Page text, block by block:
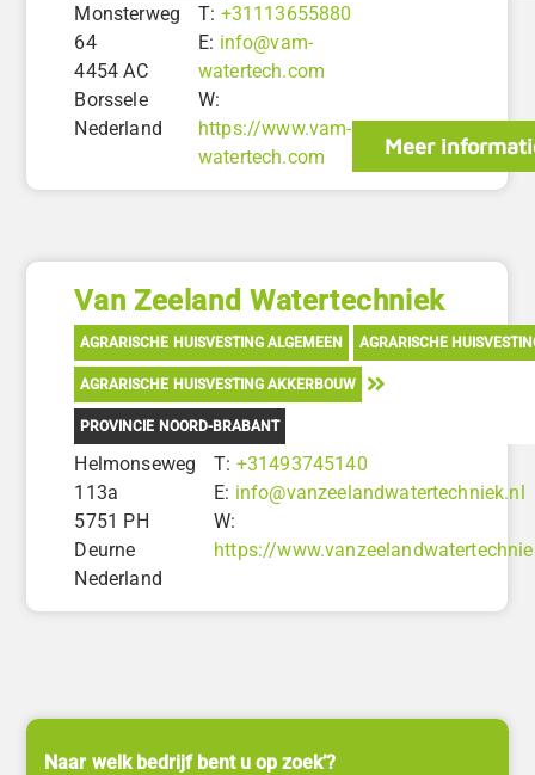
Monsterweg
64
4454 AC
Borssele
Nederland
T: +31113655880
E: info@vam-
watertech.com
W:
https://www.vam-
watertech.com
Meer
Van Zeeland Watertechniek
AGRARISCHE HUISVESTING ALGEMEEN AGRARISCHE
AGRARISCHE HUISVESTING AKKERBOUW
PROVINCIE NOORD-BRABANT
Helmonseweg
113a
5751 PH
Deurne
Nederland
T: +31493745140
E: info@vanzeelandwatertechniek.nl
W:
https://
Naar welk bedrijf bent u op zoek’?